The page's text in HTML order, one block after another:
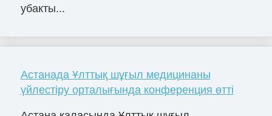
убакты...
Астанада Ұлттық шұғыл медицинаны
үйлестіру орталығында конференция өтті